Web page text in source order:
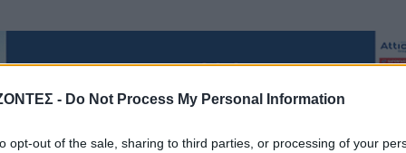
- Do Not Process My Personal Information
opt-out of the sale, sharing to third parties, or processing of your